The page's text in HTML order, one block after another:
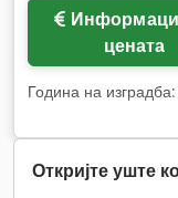
цената
Година на изградба:
Откријте уште